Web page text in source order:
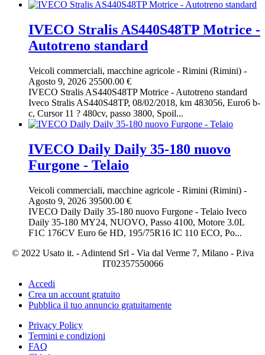
IVECO Stralis AS440S48TP Motrice -
Autotreno standard
Veicoli commerciali, macchine agricole - Rimini (Rimini) -
Agosto 9, 2026 25500.00 €
IVECO Stralis AS440S48TP Motrice - Autotreno standard
Iveco Stralis AS440S48TP, 08/02/2018, km 483056, Euro6 b-
c, Cursor 11 ? 480cv, passo 3800, Spoil...
IVECO Daily Daily 35-180 nuovo
Furgone - Telaio
Veicoli commerciali, macchine agricole - Rimini (Rimini) -
Agosto 9, 2026 39500.00 €
IVECO Daily Daily 35-180 nuovo Furgone - Telaio Iveco
Daily 35-180 MY24, NUOVO, Passo 4100, Motore 3.0L
F1C 176CV Euro 6e HD, 195/75R16 IC 110 ECO, Po...
© 2022 Usato it. - Adintend Srl - Via dal Verme 7, Milano - P.iva
IT02357550066
Accedi
Crea un account gratuito
Pubblica il tuo annuncio gratuitamente
Privacy Policy
Termini e condizioni
FAQ